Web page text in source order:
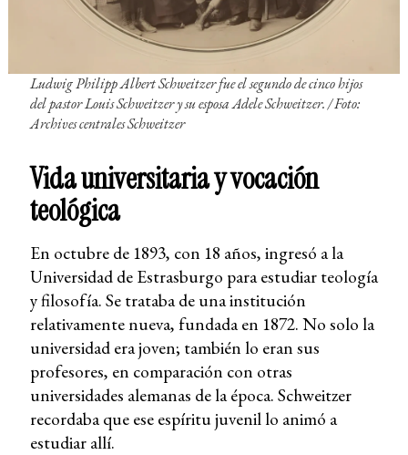
Ludwig Philipp Albert Schweitzer fue el segundo de cinco hijos
del pastor Louis Schweitzer y su esposa Adele Schweitzer. / Foto:
Archives centrales Schweitzer
Vida universitaria y vocación
teológica
En octubre de 1893, con 18 años, ingresó a la
Universidad de Estrasburgo para estudiar teología
y filosofía. Se trataba de una institución
relativamente nueva, fundada en 1872. No solo la
universidad era joven; también lo eran sus
profesores, en comparación con otras
universidades alemanas de la época. Schweitzer
recordaba que ese espíritu juvenil lo animó a
estudiar allí.